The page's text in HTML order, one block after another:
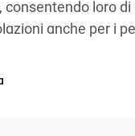
consentendo loro
anche per i